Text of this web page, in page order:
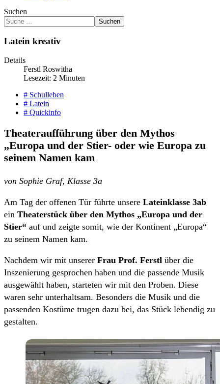
Suchen
Suchen
Latein kreativ
Details
Ferstl Roswitha
Lesezeit: 2 Minuten
# Schulleben
# Latein
# Quickinfo
Theateraufführung über den Mythos
„Europa und der Stier- oder wie Europa zu
seinem Namen kam
von Sophie Graf, Klasse 3a
Am Tag der offenen Tür führte unsere Lateinklasse 3ab
ein Theaterstück über den Mythos „Europa und der
Stier“ auf und zeigte somit, wie der Kontinent „Europa“
zu seinem Namen kam.
Nachdem wir mit unserer Frau Prof. Ferstl über die
Inszenierung gesprochen haben und die passende Musik
ausgewählt haben, starteten wir mit den Proben. Diese
waren sehr unterhaltsam. Besonders die Musik und die
passenden Kostüme trugen dazu bei, das Stück lebendig zu
gestalten.